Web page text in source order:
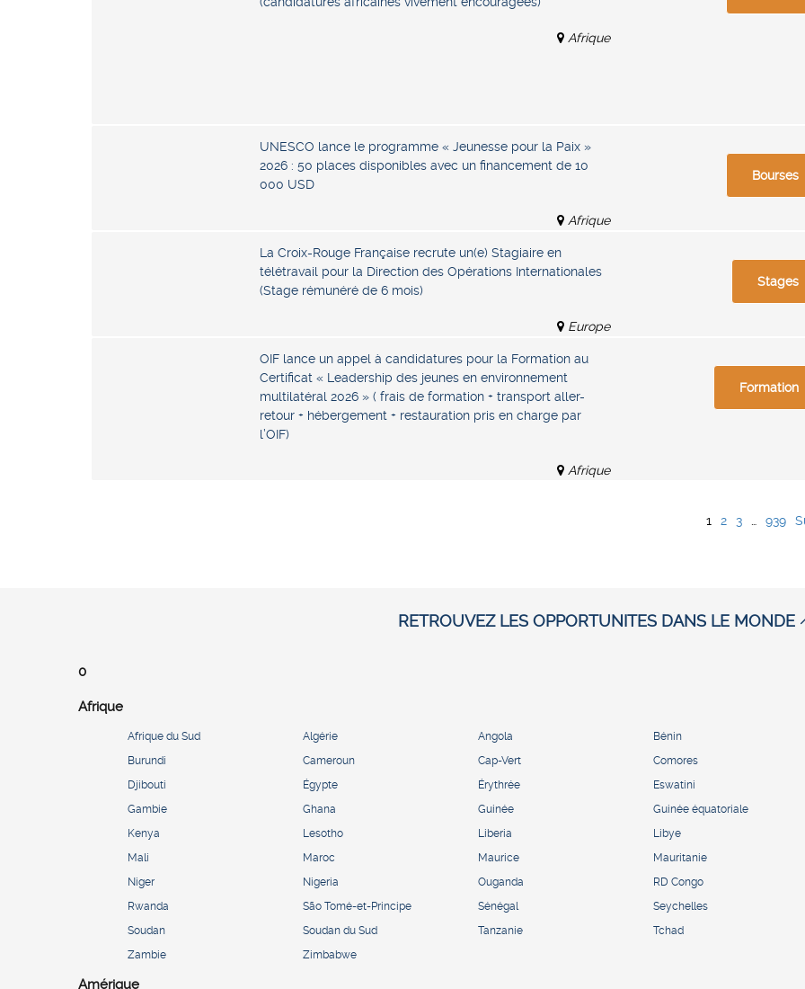
Afrique
UNESCO lance le programme « Jeunesse pour la Paix »
2026 : 50 places disponibles avec un financement de 10
000 USD
Afrique
Bourses
La Croix-Rouge Française recrute un(e) Stagiaire en
télétravail pour la Direction des Opérations Internationales
(Stage rémunéré de 6 mois)
Europe
Stages
OIF lance un appel à candidatures pour la Formation au
Certificat « Leadership des jeunes en environnement
multilatéral 2026 » ( frais de formation + transport aller-
retour + hébergement + restauration pris en charge par
l’OIF)
Afrique
Formation
1 2 3 939
RETROUVEZ LES OPPORTUNITES DANS LE MONDE
0
Afrique
Afrique du Sud Algérie Angola Bénin
Burundi
Cameroun Cap-Vert Comores
Djibouti
Égypte Érythrée Eswatini
Gambie
Ghana Guinée Guinée équatoriale
Kenya
Lesotho Liberia Libye
Mali
Maroc Maurice Mauritanie
Niger
Nigeria Ouganda RD Congo
Rwanda
São Tomé-et-Principe Sénégal Seychelles
Soudan
Soudan du Sud Tanzanie Tchad
Zambie
Zimbabwe
Amérique